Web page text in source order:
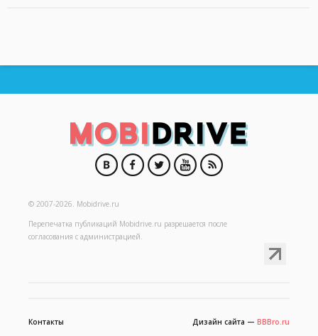
© 2007-2026. Mobidrive.ru
Перепечатка публикаций Mobidrive.ru разрешается после
согласования с администрацией.
Дизайн сайта — BBBro.ru
Контакты